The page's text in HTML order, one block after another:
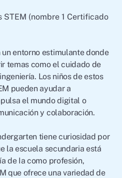
entorno estimulante donde
temas como el cuidado de
Los niños de estos
pueden ayudar a
el mundo digital o
y colaboración.
tiene curiosidad por
la escuela secundaria está
de Ia como profesión,
que ofrece una variedad de